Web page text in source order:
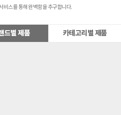
비스를 통해 완벽함을 추구합니다.
드별 제품 카테고리별 제품